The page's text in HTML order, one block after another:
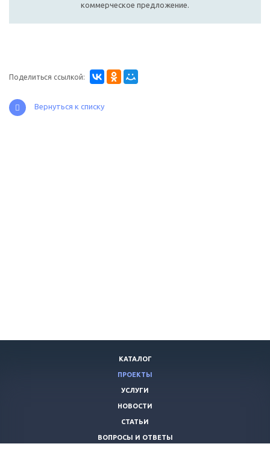
коммерческое предложение.
Поделиться ссылкой:
Вернуться к списку
КАТАЛОГ
ПРОЕКТЫ
УСЛУГИ
НОВОСТИ
СТАТЬИ
ВОПРОСЫ И ОТВЕТЫ